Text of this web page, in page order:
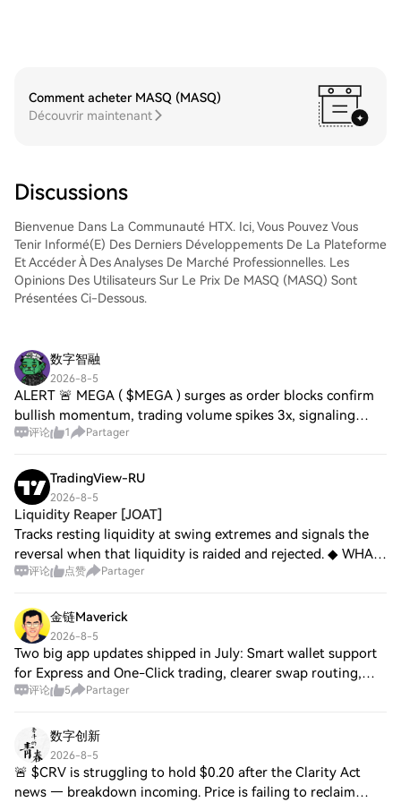
la paire de trading, d'exécuter vos trades
et de les suivre en temps réel. Nous offrons
(CAP)Tradez facilement Cap (CAP) sur le
marché Spot de HTX. Il vous suffit
une expérience conviviale aux débutants
comme aux traders chevronnés.
Comment acheter MASQ (MASQ)
Découvrir maintenant
Discussions
Bienvenue Dans La Communauté HTX. Ici, Vous Pouvez Vous
Tenir Informé(e) Des Derniers Développements De La Plateforme
Et Accéder À Des Analyses De Marché Professionnelles. Les
Opinions Des Utilisateurs Sur Le Prix De MASQ (MASQ) Sont
Présentées Ci-Dessous.
数字智融
2026-8-5
ALERT 🚨 MEGA ( $MEGA ) surges as order blocks confirm
bullish momentum, trading volume spikes 3x, signaling
strong investor sentiment and ecosystem expansion. SXP (
评论 1 Partager
TradingView-RU
2026-8-5
Liquidity Reaper [JOAT]
Tracks resting liquidity at swing extremes and signals the
reversal when that liquidity is raided and rejected. ◆ WHAT
IT IS Price frequently pushes just beyond an obvious swing
评论 点赞 Partager
金链Maverick
2026-8-5
Two big app updates shipped in July: Smart wallet support
for Express and One-Click trading, clearer swap routing,
and GMX as an installable app. Plus: passkey login options,
评论 5 Partager
数字创新
2026-8-5
🚨 $CRV is struggling to hold $0.20 after the Clarity Act
news — breakdown incoming. Price is failing to reclaim